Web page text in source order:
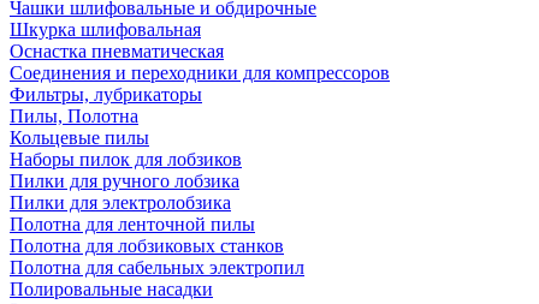
Чашки шлифовальные и обдирочные
Шкурка шлифовальная
Оснастка пневматическая
Соединения и переходники для компрессоров
Фильтры, лубрикаторы
Пилы, Полотна
Кольцевые пилы
Наборы пилок для лобзиков
Пилки для ручного лобзика
Пилки для электролобзика
Полотна для ленточной пилы
Полотна для лобзиковых станков
Полотна для сабельных электропил
Полировальные насадки